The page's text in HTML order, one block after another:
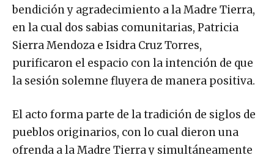
bendición y agradecimiento a la Madre Tierra,
en la cual dos sabias comunitarias, Patricia
Sierra Mendoza e Isidra Cruz Torres,
purificaron el espacio con la intención de que
la sesión solemne fluyera de manera positiva.
El acto forma parte de la tradición de siglos de
pueblos originarios, con lo cual dieron una
ofrenda a la Madre Tierra y simultáneamente